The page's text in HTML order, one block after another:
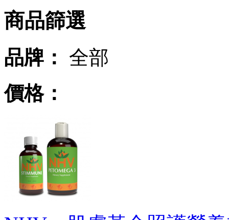
商品篩選
品牌：
全部
價格：